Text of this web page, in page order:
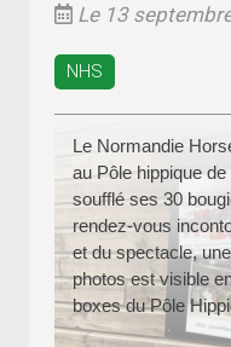
Le 13
NHS
Le Normandie
au Pôle hippique
soufflé ses 30
rendez-vous
et du spectacle,
photos est visible
boxes du Pôle